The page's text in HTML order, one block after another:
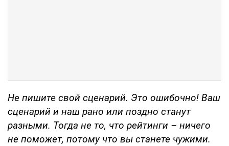
Не пишите свой сценарий. Это ошибочно! Ваш
сценарий и наш рано или поздно станут
разными. Тогда не то, что рейтинги – ничего
не поможет, потому что вы станете чужими.